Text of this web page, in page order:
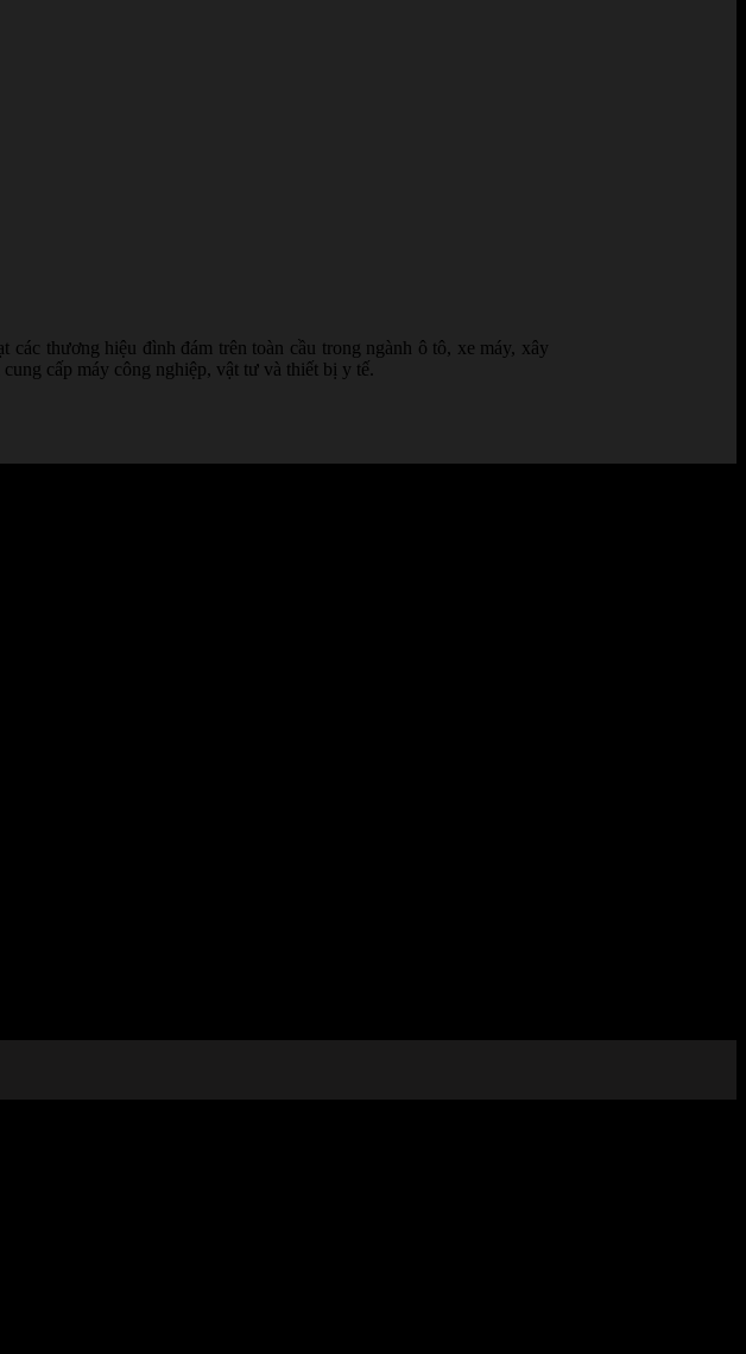
thương hiệu đình đám trên toàn cầu trong ngành ô tô, xe máy, xây
cấp máy công nghiệp, vật tư và thiết bị y tế.